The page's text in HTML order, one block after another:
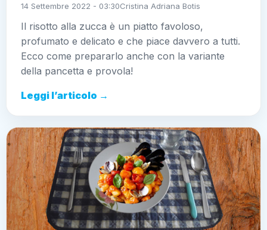
14 Settembre 2022 - 03:30Cristina Adriana Botis
Il risotto alla zucca è un piatto favoloso,
profumato e delicato e che piace davvero a tutti.
Ecco come prepararlo anche con la variante
della pancetta e provola!
Leggi l’articolo →